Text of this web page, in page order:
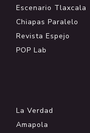
Escenario Tlaxcala
Chiapas Paralelo
Revista Espejo
POP Lab
La Verdad
Amapola